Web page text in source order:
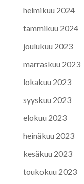
helmikuu 2024
tammikuu 2024
joulukuu 2023
marraskuu 2023
lokakuu 2023
syyskuu 2023
elokuu 2023
heinäkuu 2023
kesäkuu 2023
toukokuu 2023